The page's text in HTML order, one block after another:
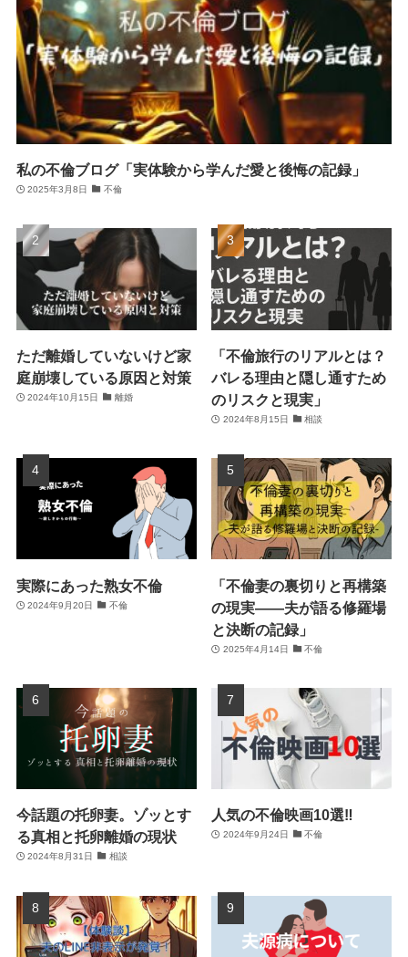
私の不倫ブログ「実体験から学んだ愛と後悔の記録」
2025年3月8日 不倫
ただ離婚していないけど家
庭崩壊している原因と対策
2024年10月15日 離婚
「不倫旅行のリアルとは？
バレる理由と隠し通すため
のリスクと現実」
2024年8月15日 相談
実際にあった熟女不倫
2024年9月20日 不倫
「不倫妻の裏切りと再構築
の現実――夫が語る修羅場
と決断の記録」
2025年4月14日 不倫
今話題の托卵妻。ゾッとす
る真相と托卵離婚の現状
2024年8月31日 相談
人気の不倫映画10選‼
2024年9月24日 不倫